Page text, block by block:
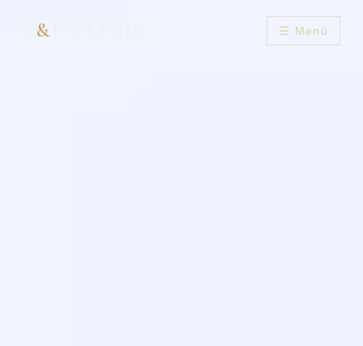
P &P CLINIC ☰ Menú